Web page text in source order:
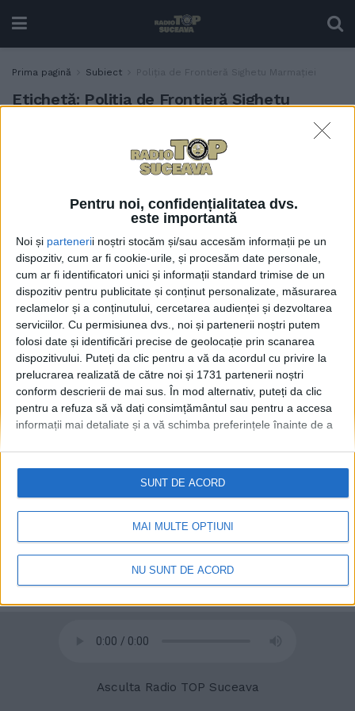
Pentru noi, confidențialitatea dvs.
este importantă
Noi și partenerii noștri stocăm și/sau accesăm informații pe un
dispozitiv, cum ar fi cookie-urile, și procesăm date personale,
cum ar fi identificatori unici și informații standard trimise de un
dispozitiv pentru publicitate și conținut personalizate, măsurarea
reclamelor și a conținutului, cercetarea audienței și dezvoltarea
serviciilor. Cu permisiunea dvs., noi și partenerii noștri putem
folosi date și identificări precise de geolocație prin scanarea
dispozitivului. Puteți da clic pentru a vă da acordul cu privire la
prelucrarea realizată de către noi și 1731 partenerii noștri
conform descrierii de mai sus. În mod alternativ, puteți da clic
pentru a refuza să vă dați consimțământul sau pentru a accesa
informații mai detaliate și a vă schimba preferințele înainte de a
retrageți consimțământul în orice moment, revenind la acest site
și făcând clic pe butonul "Confidențialitate" din partea de jos a
paginii web.
MAI MULTE OPȚIUNI
NU SUNT DE ACORD
SUNT DE ACORD
Prima pagină Subiect Poliția de Frontieră Sighetu Marmației
Etichetă: Poliția de Frontieră Sighetu
În 2025, 3.800 de ucraineni
au intrat fraudulos în
nord a județului Suceava
© 2020Radio TOP Suceava 104 FM
Asculta Radio TOP Suceava